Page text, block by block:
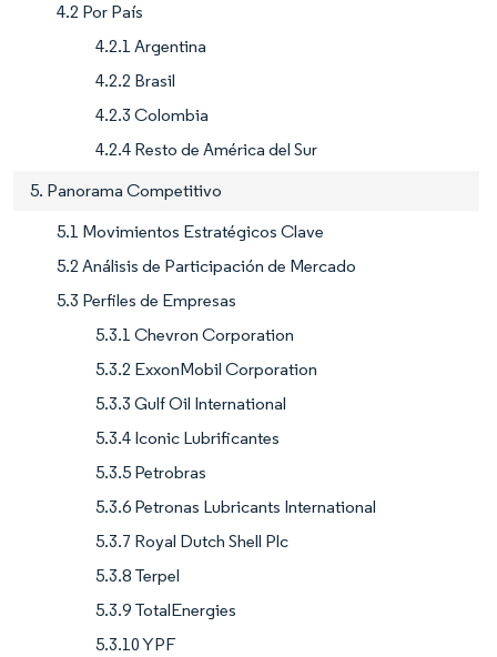
4.2 Por País
4.2.1 Argentina
4.2.2 Brasil
4.2.3 Colombia
4.2.4 Resto de América del Sur
5. Panorama Competitivo
5.1 Movimientos Estratégicos Clave
5.2 Análisis de Participación de Mercado
5.3 Perfiles de Empresas
5.3.1 Chevron Corporation
5.3.2 ExxonMobil Corporation
5.3.3 Gulf Oil International
5.3.4 Iconic Lubrificantes
5.3.5 Petrobras
5.3.6 Petronas Lubricants International
5.3.7 Royal Dutch Shell Plc
5.3.8 Terpel
5.3.9 TotalEnergies
5.3.10 YPF